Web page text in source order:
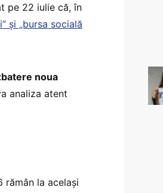
pe 22 iulie că, în
și „bursa socială
noua
analiza atent
rămân la același